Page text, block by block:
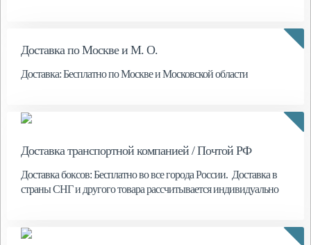
Доставка по Москве и М. О.
Доставка: Бесплатно по Москве и Московской области
Доставка транспортной компанией / Почтой РФ
Доставка боксов: Бесплатно во все города России. Доставка в
страны СНГ и другого товара рассчитывается индивидуально